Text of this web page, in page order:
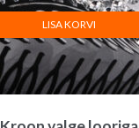
LISA KORVI